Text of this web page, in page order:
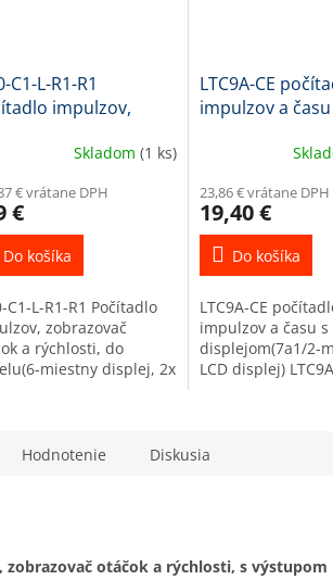
C1-L-R1-R1
impulzov,
Skladom (1 ks)
€ vrátane DPH
€
Do košíka
C1-L-R1-R1 Počítadlo
zobrazovač
a rýchlosti, do
miestny displej, 2x
LTC9A-CE
impulzov a času
23,86 € vrátane DPH
19,40 €
Do košíka
LTC9A-CE
impulzov a času s
displejom(7a1/2-
LCD displej)
do 7 a 1/2...
Hodnotenie Diskusia
zobrazovač otáčok a rýchlosti, s výstupom